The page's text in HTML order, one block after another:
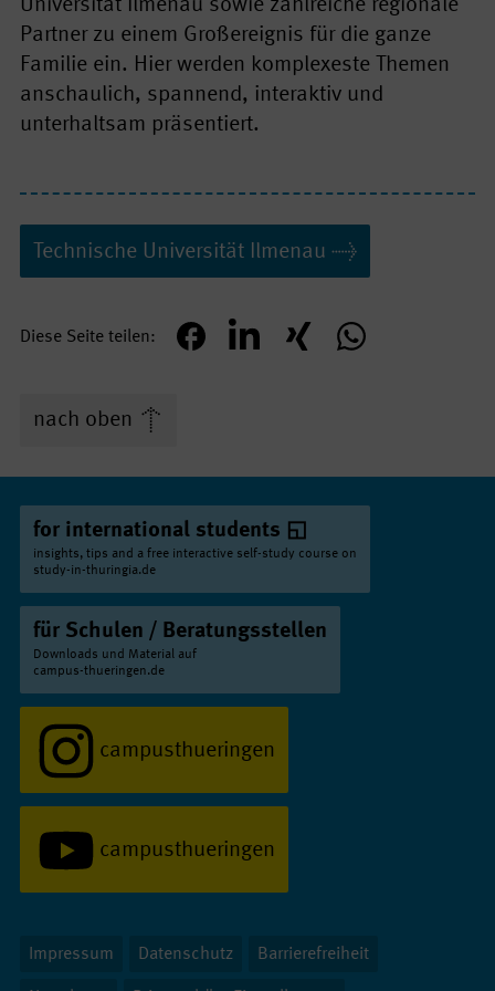
Universität Ilmenau sowie zahlreiche regionale
Partner zu einem Großereignis für die ganze
Familie ein. Hier werden komplexeste Themen
anschaulich, spannend, interaktiv und
unterhaltsam präsentiert.
Technische Univer­sität Ilmenau
Diese Seite teilen teilen mitteilenteilen teilen
nach oben
for international students
insights, tips and a free interactive self-study course on
study-in-thuringia.de
für Schulen / Beratungsstellen
Downloads und Material auf
campus-thueringen.de
campusthueringen
campusthueringen
Impressum Datenschutz Barrierefreiheit